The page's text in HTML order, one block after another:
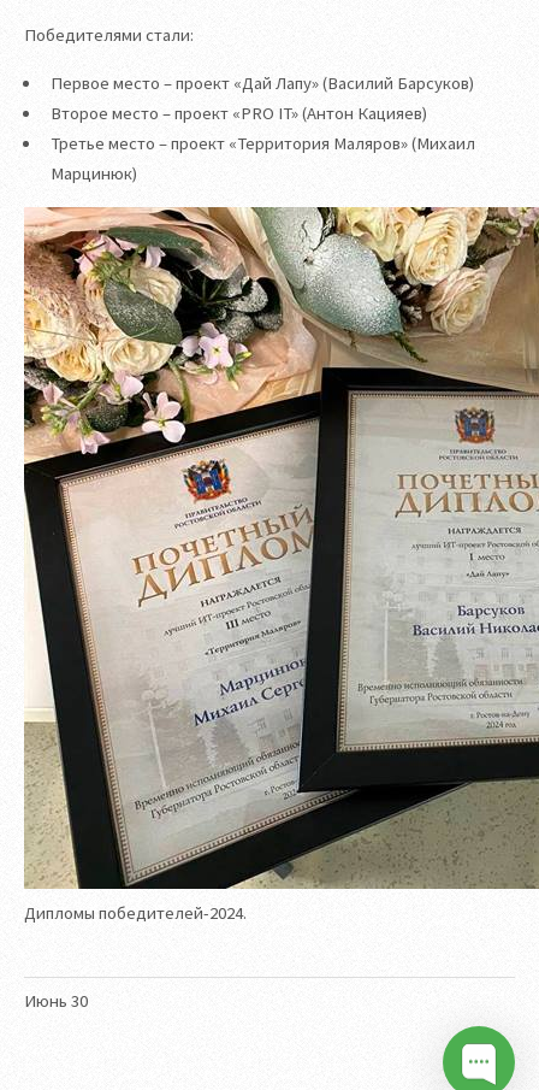
Июнь 30
Победителями стали:
Первое место – проект «Дай Лапу» (Василий Барсуков)
Второе место – проект «PRO IT» (Антон Кацияев)
Третье место – проект «Территория Маляров» (Михаил
Марцинюк)
Дипломы победителей-2024.